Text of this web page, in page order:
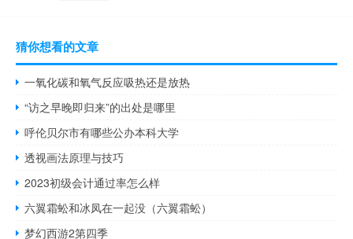
猜你想看的文章
一氧化碳和氧气反应吸热还是放热
“访之早晚即归来”的出处是哪里
呼伦贝尔市有哪些公办本科大学
透视画法原理与技巧
2023初级会计通过率怎么样
六翼霜蚣和冰凤在一起没（六翼霜蚣）
梦幻西游2第四季